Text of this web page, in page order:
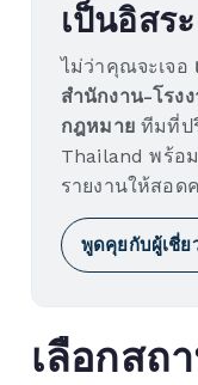
เป็นอิสระ
ไม่ว่าคุณจะเจอ
สำนักงาน-โรง
กฎหมายทีมที่ป
Thailand พร้อ
รายงานให้สอด
พูดคุยกับผู้เชี่ย
เลือกสถ